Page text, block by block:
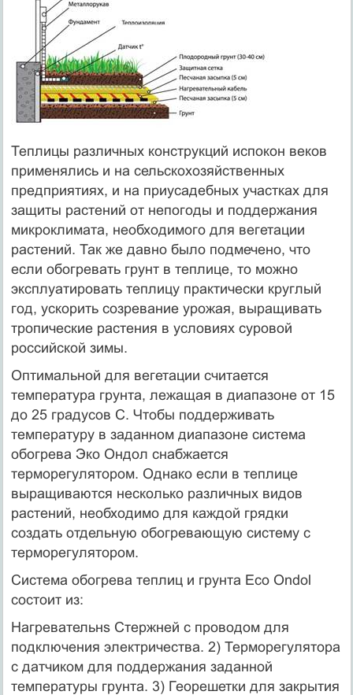
Теплицы различных конструкций испокон веков
применялись и на сельскохозяйственных
предприятиях, и на приусадебных участках для
защиты растений от непогоды и поддержания
микроклимата, необходимого для вегетации
растений. Так же давно было подмечено, что
если обогревать грунт в теплице, то можно
эксплуатировать теплицу практически круглый
год, ускорить созревание урожая, выращивать
тропические растения в условиях суровой
российской зимы.
Оптимальной для вегетации считается
температура грунта, лежащая в диапазоне от 15
до 25 градусов С. Чтобы поддерживать
температуру в заданном диапазоне система
обогрева Эко Ондол снабжается
терморегулятором. Однако если в теплице
выращиваются несколько различных видов
растений, необходимо для каждой грядки
создать отдельную обогревающую систему с
терморегулятором.
Система обогрева теплиц и грунта Eco Ondol
состоит из:
Нагревательнs Стержней с проводом для
подключения электричества. 2) Терморегулятора
с датчиком для поддержания заданной
температуры грунта. 3) Георешетки для закрытия